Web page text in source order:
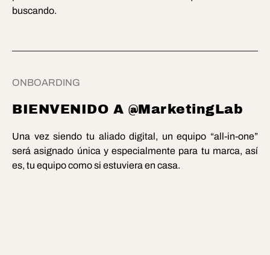
buscando.
ONBOARDING
BIENVENIDO A @MarketingLab
Una vez siendo tu aliado digital, un equipo “all-in-one”
será asignado única y especialmente para tu marca, así
es, tu equipo como si estuviera en casa.